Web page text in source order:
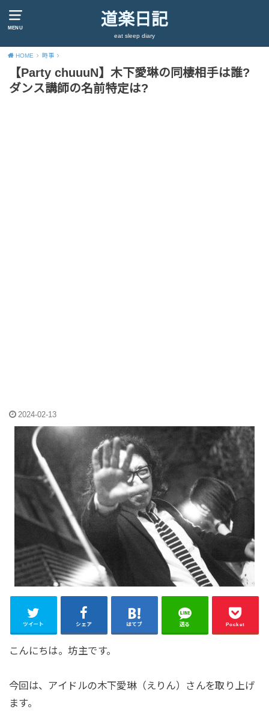
MENU 道楽日記
eat sleep diary
HOME 時事
【Party chuuuN】木下愛琳の同棲相手は誰?
ダンス講師の名前特定は?
2024-02-13
ツイート シェア はてブ 送る Pocket
こんにちは。坊主です。
今回は、アイドルの木下愛琳（えりん）さんを取り上げ
ます。